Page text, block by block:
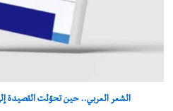
الشعر العربي.. حين تحوّلت القصيدة